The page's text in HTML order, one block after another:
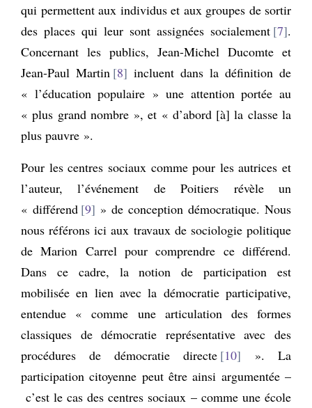
qui permettent aux individus et aux groupes de sortir
des places qui leur sont assignées socialement 7 .
Concernant les publics, Jean-Michel Ducomte et
Jean-Paul Martin 8
incluent dans la définition de
« l’éducation populaire » une attention portée au
« plus grand nombre », et « d’abord [à] la classe la
plus pauvre ».
Pour les centres sociaux comme pour les autrices et
l’auteur, l’événement de Poitiers révèle un
« différend 9
» de conception démocratique. Nous
nous référons ici aux travaux de sociologie politique
de Marion Carrel pour comprendre ce différend.
Dans ce cadre, la notion de participation est
mobilisée en lien avec la démocratie participative,
entendue « comme une articulation des formes
classiques de démocratie représentative avec des
procédures de démocratie directe 10
». La
participation citoyenne peut être ainsi argumentée –
c’est le cas des centres sociaux – comme une école